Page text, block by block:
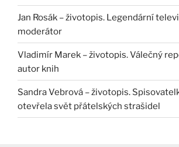
Jan Rosák – životopis. Legendární
moderátor
Vladimír Marek – životopis. Válečný
autor knih
Sandra Vebrová – životopis.
otevřela svět přátelských strašidel